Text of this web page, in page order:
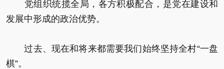
党组织统揽全局，各方积极配合，是党在建设和
发展中形成的政治优势。
过去、现在和将来都需要我们始终坚持全村“一盘
棋”。